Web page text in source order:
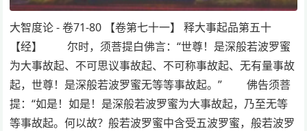
大智度论 - 卷71-80 【卷第七十一】 释大事起品第五十
【经】 尔时，须菩提白佛言：“世尊！是深般若波罗蜜
为大事故起、不可思议事故起、不可称事故起、无有量事故
起，世尊！是深般若波罗蜜无等等事故起。” 佛告须菩
提：“如是！如是！是深般若波罗蜜为大事故起，乃至无等
等事故起。何以故？般若波罗蜜中含受五波罗蜜，般若波罗